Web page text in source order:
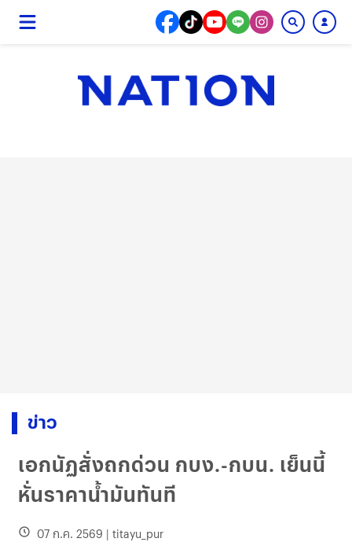
ข่าว
เอกนัฏสั่งถกด่วน กบง.-กบน. เย็นนี้
หั่นราคาน้ำมันทันที
07 ก.ค. 2569 | titayu_pur